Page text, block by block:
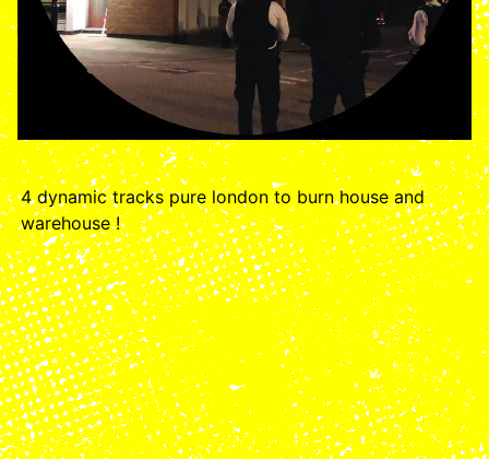
4 dynamic tracks pure london to burn house and
warehouse !